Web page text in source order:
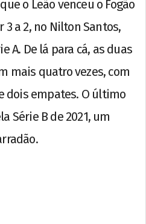
o Leão venceu o Fogão
3 a 2, no Nilton Santos,
A. De lá para cá, as duas
mais quatro vezes, com
dois empates. O último
Série B de 2021, um